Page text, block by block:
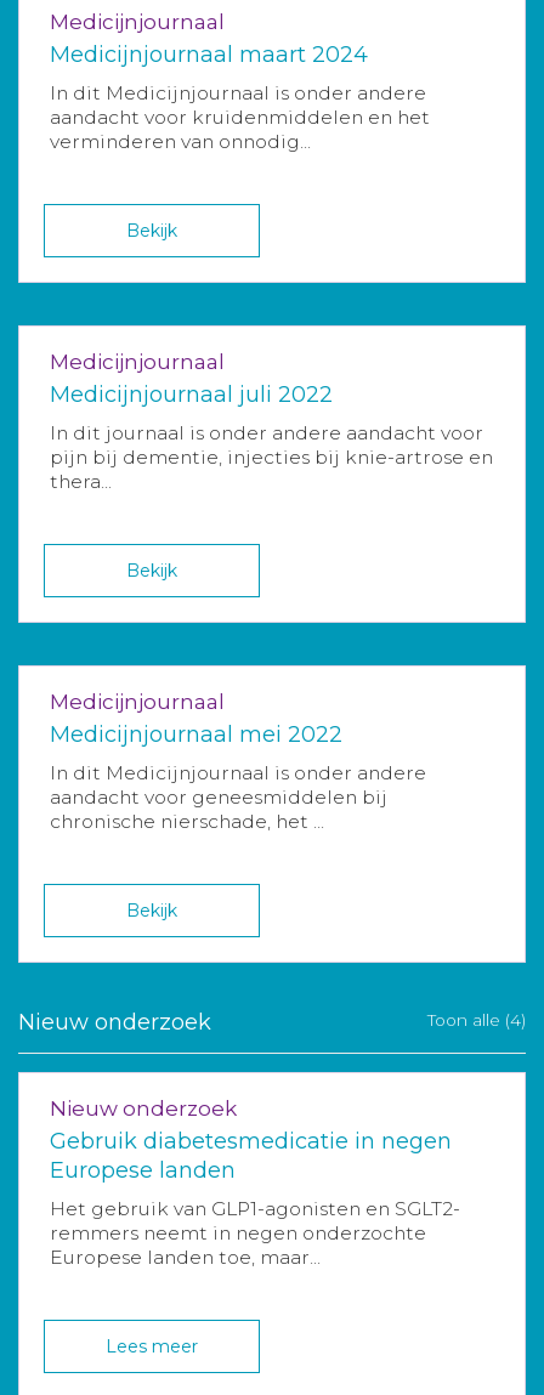
Medicijnjournaal
Medicijnjournaal maart 2024
In dit Medicijnjournaal is onder andere
aandacht voor kruidenmiddelen en het
verminderen van onnodig...
Bekijk
Medicijnjournaal
Medicijnjournaal juli 2022
In dit journaal is onder andere aandacht voor
pijn bij dementie, injecties bij knie-artrose en
thera...
Bekijk
Medicijnjournaal
Medicijnjournaal mei 2022
In dit Medicijnjournaal is onder andere
aandacht voor geneesmiddelen bij
chronische nierschade, het ...
Bekijk
Nieuw onderzoek Toon alle (4)
Nieuw onderzoek
Gebruik diabetesmedicatie in negen
Europese landen
Het gebruik van GLP1-agonisten en SGLT2-
remmers neemt in negen onderzochte
Europese landen toe, maar...
Lees meer